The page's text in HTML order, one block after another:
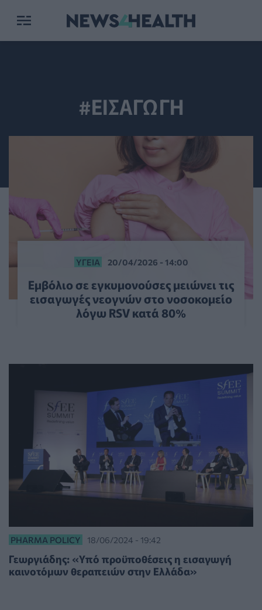
#ΕΙΣΑΓΩΓΗ
ΥΓΕΊΑ 20/04/2026 - 14:00
Εμβόλιο σε εγκυμονούσες μειώνει τις
εισαγωγές νεογνών στο νοσοκομείο
λόγω RSV κατά 80%
PHARMA POLICY 18/06/2024 - 19:42
Γεωργιάδης: «Υπό προϋποθέσεις η εισαγωγή
καινοτόμων θεραπειών στην Ελλάδα»